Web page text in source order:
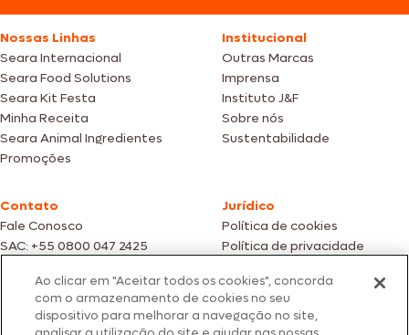
Nossas Linhas
Seara Internacional
Seara Food Solutions
Seara Kit Festa
Minha Receita
Seara Animal Ingredientes
Promoções
Institucional
Outras Marcas
Imprensa
Instituto J&F
Sobre nós
Sustentabilidade
Contato
Fale Conosco
SAC: +55 0800 047 2425
Jurídico
Política de cookies
Política de privacidade
Fotos meramente ilustrativas | Ofertas válidas enquanto durarem os
estoques dos nossos parceiros | Vendas sujeitas a análise e confirmação
de dados.
Ao clicar em "Aceitar todos os cookies", concorda
com o armazenamento de cookies no seu
dispositivo para melhorar a navegação no site,